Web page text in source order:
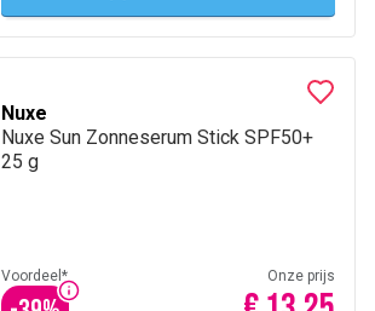
Nuxe
Nuxe Sun Zonneserum Stick SPF50+
25 g
Voordeel* Onze prijs